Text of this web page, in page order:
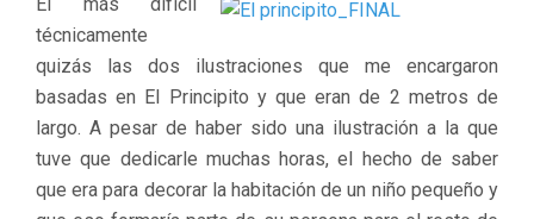
técnicamente
quizás las dos ilustraciones que me encargaron
basadas en El Principito y que eran de 2 metros de
largo. A pesar de haber sido una ilustración a la que
tuve que dedicarle muchas horas, el hecho de saber
que era para decorar la habitación de un niño pequeño y